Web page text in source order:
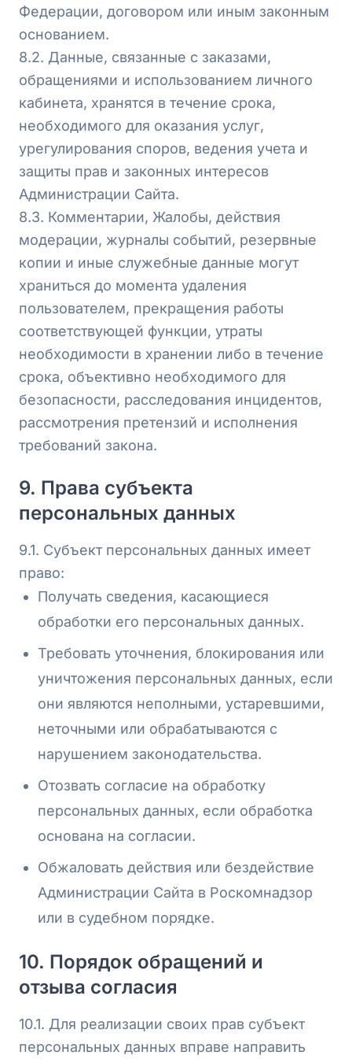
Федерации, договором или иным законным
основанием.
8.2. Данные, связанные с заказами,
обращениями и использованием личного
кабинета, хранятся в течение срока,
необходимого для оказания услуг,
урегулирования споров, ведения учета и
защиты прав и законных интересов
Администрации Сайта.
8.3. Комментарии, Жалобы, действия
модерации, журналы событий, резервные
копии и иные служебные данные могут
храниться до момента удаления
пользователем, прекращения работы
соответствующей функции, утраты
необходимости в хранении либо в течение
срока, объективно необходимого для
безопасности, расследования инцидентов,
рассмотрения претензий и исполнения
требований закона.
9. Права субъекта
персональных данных
9.1. Субъект персональных данных имеет
право:
Получать сведения, касающиеся
обработки его персональных данных.
Требовать уточнения, блокирования или
уничтожения персональных данных, если
они являются неполными, устаревшими,
неточными или обрабатываются с
нарушением законодательства.
Отозвать согласие на обработку
персональных данных, если обработка
основана на согласии.
Обжаловать действия или бездействие
Администрации Сайта в Роскомнадзор
или в судебном порядке.
10. Порядок обращений и
отзыва согласия
10.1. Для реализации своих прав субъект
персональных данных вправе направить